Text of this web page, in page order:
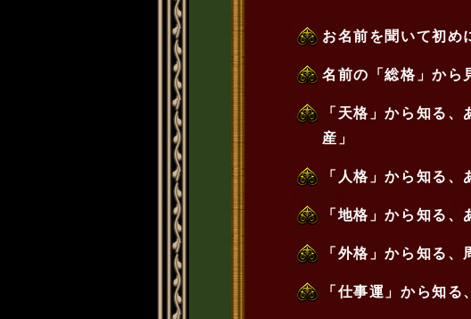
お名前を聞いて初め
名前の「総格」から
「天格」から知る
産」
「人格」から知る
「地格」から知る
「外格」から知る
「仕事運」から知